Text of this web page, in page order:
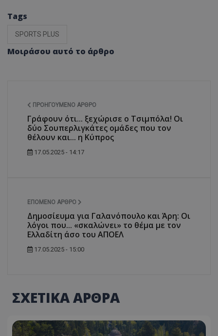
Tags
SPORTS PLUS
Μοιράσου αυτό το άρθρο
ΠΡΟΗΓΟΎΜΕΝΟ ΆΡΘΡΟ
Γράφουν ότι... ξεχώρισε ο Τσιμπόλα! Οι
δύο Σουπερλιγκάτες ομάδες που τον
θέλουν και... η Κύπρος
17.05.2025 - 14:17
ΕΠΌΜΕΝΟ ΆΡΘΡΟ
Δημοσίευμα για Γαλανόπουλο και Άρη: Οι
λόγοι που... «σκαλώνει» το θέμα με τον
Ελλαδίτη άσο του ΑΠΟΕΛ
17.05.2025 - 15:00
ΣΧΕΤΙΚΑ ΑΡΘΡΑ